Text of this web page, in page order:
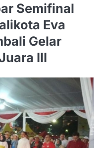
Semifinal
Eva
Gelar
III